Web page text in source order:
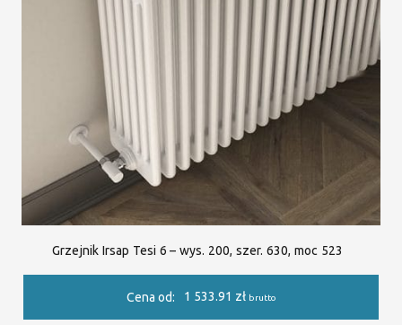
Grzejnik Irsap Tesi 6 – wys. 200, szer. 630, moc 523
Cena od: 1 533.91 zł brutto